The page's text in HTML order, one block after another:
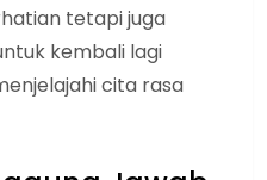
tetapi juga
kembali lagi
cita rasa